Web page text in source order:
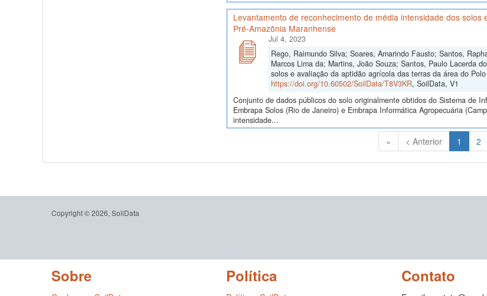
Levantamento de reconhecimento de média intensidade dos
Pré-Amazônia Maranhense
Jul 4, 2023
Rego, Raimundo Silva; Soares, Amarindo Fausto; Santos,
Marcos Lima da; Martins, João Souza; Santos, Paulo Lacerda
solos e avaliação da aptidão agrícola das terras da área do
https://doi.org/10.60502/SoilData/T8V3KR, SoilData, V1
Conjunto de dados públicos do solo originalmente obtidos do Sistema de
Embrapa Solos (Rio de Janeiro) e Embrapa Informática Agropecuária
intensidade...
« < Anterior 1 (Atual)
2
Copyright © 2026, SoilData
Sobre Política Contato